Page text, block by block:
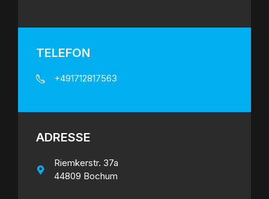
TELEFON
+491712817563
ADRESSE
Riemkerstr. 37a
44809 Bochum